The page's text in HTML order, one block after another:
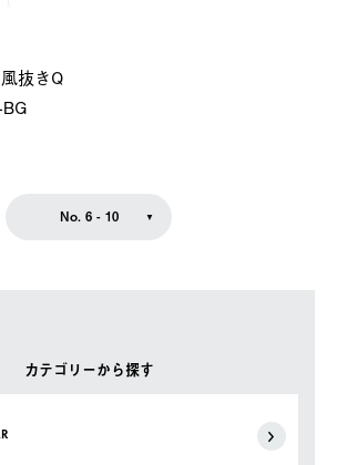
カテゴリーから探す
抜きQ
No. 6 - 10